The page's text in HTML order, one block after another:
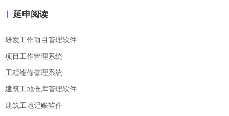
延申阅读
研发工作项目管理软件
项目工作管理系统
工程维修管理系统
建筑工地仓库管理软件
建筑工地记账软件